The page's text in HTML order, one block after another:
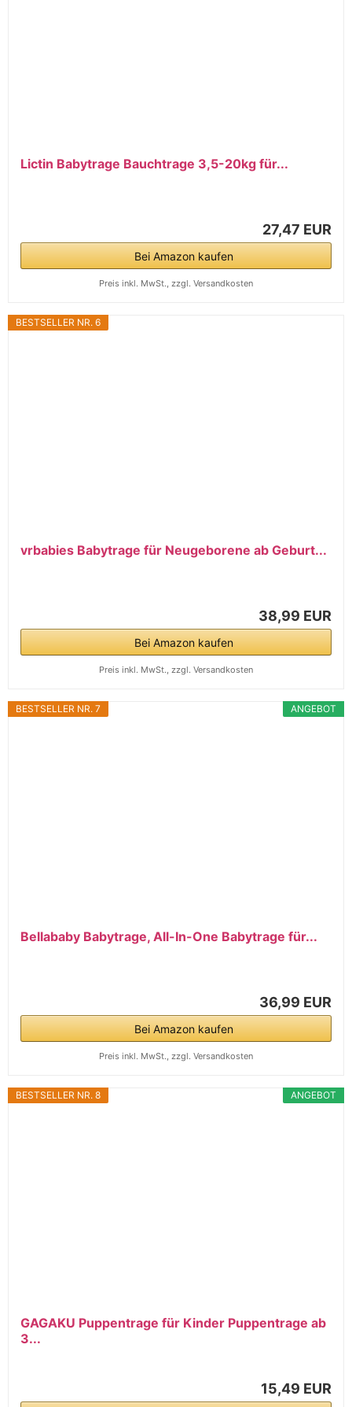
Lictin Babytrage Bauchtrage 3,5-20kg für...
27,47 EUR
Bei Amazon kaufen
Preis inkl. MwSt., zzgl. Versandkosten
BESTSELLER NR. 6
vrbabies Babytrage für Neugeborene ab Geburt...
38,99 EUR
Bei Amazon kaufen
Preis inkl. MwSt., zzgl. Versandkosten
ANGEBOT
BESTSELLER NR. 7
Bellababy Babytrage, All-In-One Babytrage für...
36,99 EUR
Bei Amazon kaufen
Preis inkl. MwSt., zzgl. Versandkosten
ANGEBOT
BESTSELLER NR. 8
GAGAKU Puppentrage für Kinder Puppentrage ab
3...
15,49 EUR